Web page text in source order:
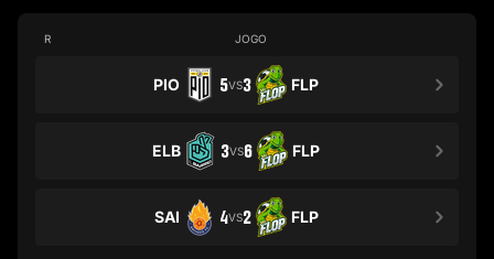
R JOGO
PIO 5VS3 FLP
ELB 3VS6 FLP
SAI 4VS2 FLP